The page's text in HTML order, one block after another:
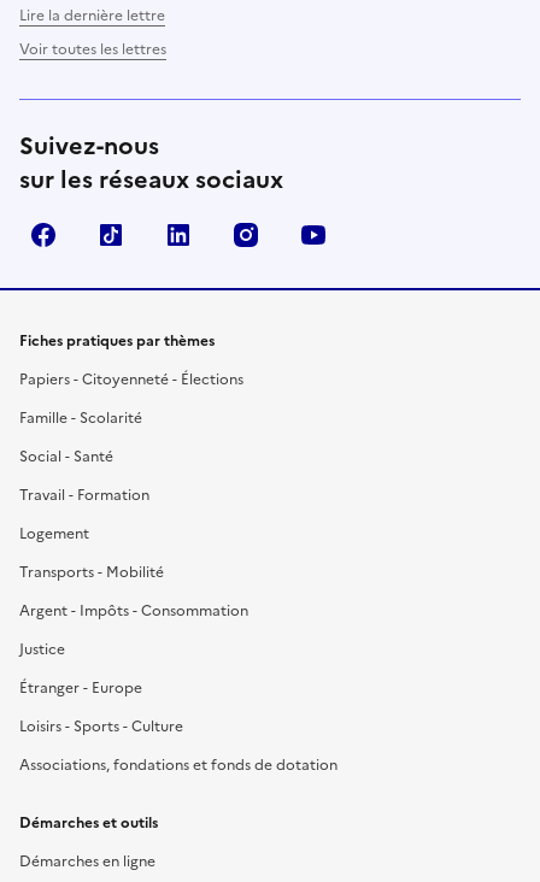
Lire la dernière lettre
Voir toutes les lettres
Suivez-nous
sur les réseaux sociaux
FacebookTikTok LinkedIn Instagram
Fiches pratiques par thèmes
Papiers - Citoyenneté - Élections
Famille - Scolarité
Social - Santé
Travail - Formation
Logement
Transports - Mobilité
Argent - Impôts - Consommation
Justice
Étranger - Europe
Loisirs - Sports - Culture
Associations, fondations et fonds de dotation
Démarches et outils
Démarches en ligne